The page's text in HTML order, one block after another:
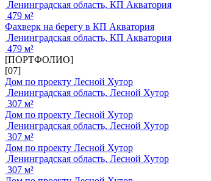
Ленинградская область, КП Акватория
479 м²
Фахверк на берегу в КП Акватория
Ленинградская область, КП Акватория
479 м²
[ПОРТФОЛИО]
[07]
Дом по проекту Лесной Хутор
Ленинградская область, Лесной Хутор
307 м²
Дом по проекту Лесной Хутор
Ленинградская область, Лесной Хутор
307 м²
Дом по проекту Лесной Хутор
Ленинградская область, Лесной Хутор
307 м²